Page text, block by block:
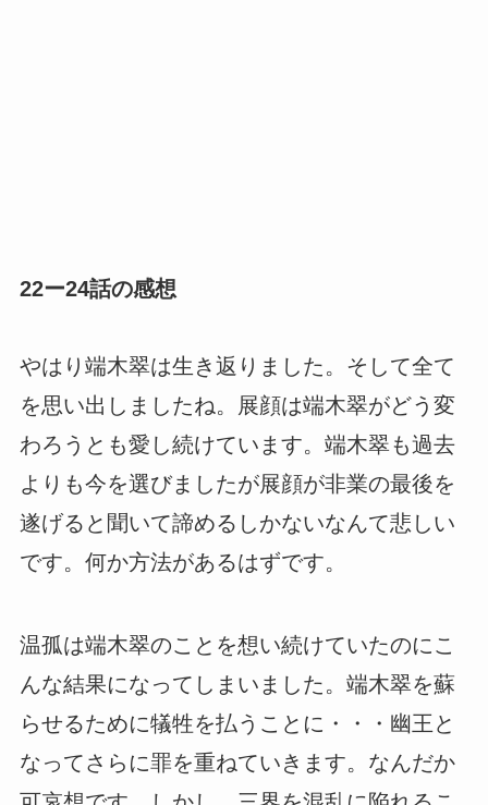
22ー24話の感想
やはり端木翠は生き返りました。そして全て
を思い出しましたね。展顔は端木翠がどう変
わろうとも愛し続けています。端木翠も過去
よりも今を選びましたが展顔が非業の最後を
遂げると聞いて諦めるしかないなんて悲しい
です。何か方法があるはずです。
温孤は端木翠のことを想い続けていたのにこ
んな結果になってしまいました。端木翠を蘇
らせるために犠牲を払うことに・・・幽王と
なってさらに罪を重ねていきます。なんだか